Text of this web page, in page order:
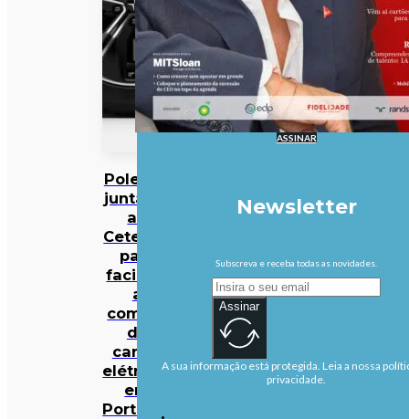
Polestar
junta-se
ao
Cetelem
para
facilitar
a
compra
de
carros
elétricos
em
Portugal
ASSINAR
Newsletter
Subscreva e receba todas as novidades.
Assinar
A sua informação está protegida. Leia a nossa
privacidade.